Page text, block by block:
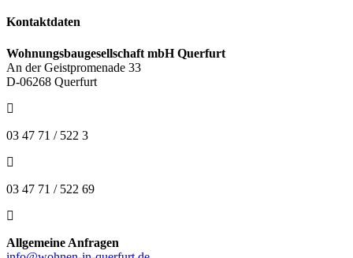
Kontaktdaten
Wohnungsbaugesellschaft mbH Querfurt
An der Geistpromenade 33
D-06268 Querfurt
03 47 71 / 522 3
03 47 71 / 522 69
Allgemeine Anfragen